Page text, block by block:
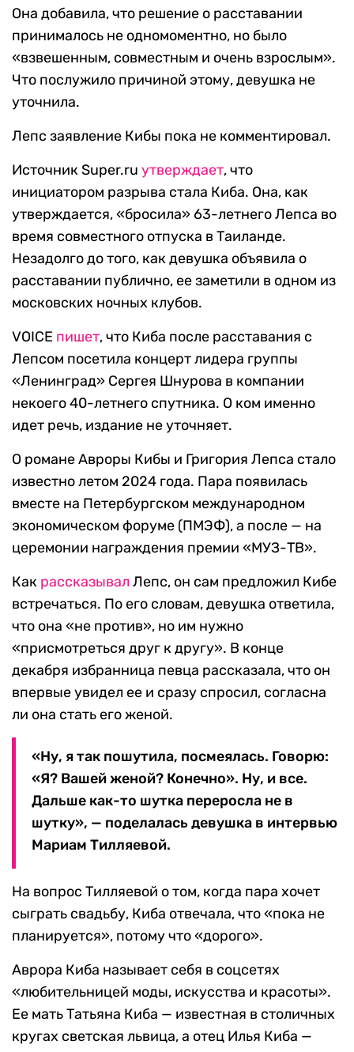
Она добавила, что решение о расставании
принималось не одномоментно, но было
«взвешенным, совместным и очень взрослым».
Что послужило причиной этому, девушка не
уточнила.
Лепс заявление Кибы пока не комментировал.
Источник Super.ru утверждает, что
инициатором разрыва стала Киба. Она, как
утверждается, «бросила» 63-летнего Лепса во
время совместного отпуска в Таиланде.
Незадолго до того, как девушка объявила о
расставании публично, ее заметили в одном из
московских ночных клубов.
VOICE пишет, что Киба после расставания с
Лепсом посетила концерт лидера группы
«Ленинград» Сергея Шнурова в компании
некоего 40-летнего спутника. О ком именно
идет речь, издание не уточняет.
О романе Авроры Кибы и Григория Лепса стало
известно летом 2024 года. Пара появилась
вместе на Петербургском международном
экономическом форуме (ПМЭФ), а после — на
церемонии награждения премии «МУЗ-ТВ».
Как рассказывал Лепс, он сам предложил Кибе
встречаться. По его словам, девушка ответила,
что она «не против», но им нужно
«присмотреться друг к другу». В конце
декабря избранница певца рассказала, что он
впервые увидел ее и сразу спросил, согласна
ли она стать его женой.
«Ну, я так пошутила, посмеялась. Говорю:
«Я? Вашей женой? Конечно». Ну, и все.
Дальше как-то шутка переросла не в
шутку», — поделалась девушка в интервью
Мариам Тилляевой.
На вопрос Тилляевой о том, когда пара хочет
сыграть свадьбу, Киба отвечала, что «пока не
планируется», потому что «дорого».
Аврора Киба называет себя в соцсетях
«любительницей моды, искусства и красоты».
Ее мать Татьяна Киба — известная в столичных
кругах светская львица, а отец Илья Киба —